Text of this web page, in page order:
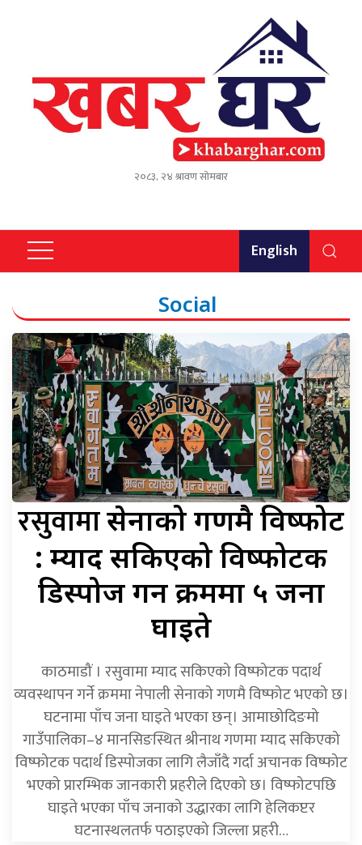
२०८३, २४ श्रावण सोमबार
English
Social
रसुवामासेनाको गणमै विष्फोट
: म्याद सकिएको विष्फोटक
डिस्पोज गर्ने क्रममा ५ जना
घाइते
काठमाडौं । रसुवामा म्याद सकिएको विष्फोटक पदार्थ
व्यवस्थापन गर्ने क्रममा नेपाली सेनाको गणमै विष्फोट भएको छ।
घटनामा पाँच जना घाइते भएका छन्। आमाछोदिङमो
गाउँपालिका–४ मानसिङस्थित श्रीनाथ गणमा म्याद सकिएको
विष्फोटक पदार्थ डिस्पोजका लागि लैजाँदै गर्दा अचानक विष्फोट
भएको प्रारम्भिक जानकारी प्रहरीले दिएको छ। विष्फोटपछि
घाइते भएका पाँच जनाको उद्धारका लागि हेलिकप्टर
घटनास्थलतर्फ पठाइएको जिल्ला प्रहरी…